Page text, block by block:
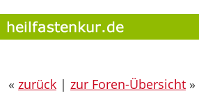
« zurück | zur Foren-Übersicht »